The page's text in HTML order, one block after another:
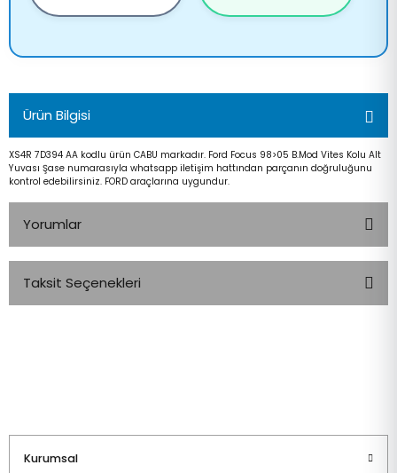
Ürün Bilgisi
XS4R 7D394 AA kodlu ürün CABU markadır. Ford Focus 98>05 B.Mod Vites Kolu Alt
Yuvası Şase numarasıyla whatsapp iletişim hattından parçanın doğruluğunu
kontrol edebilirsiniz. FORD araçlarına uygundur.
Yorumlar
Taksit Seçenekleri
Kurumsal